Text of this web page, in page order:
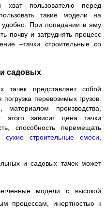
хват пользователю перед
такие модели на
удобно. При попадании в яму
почву и затруднять процесс
–тачки строительные со
и садовых
тачек представляет собой
перевозимых грузов.
производства,
этого зависит цена тачки
способность перемещать
сухие строительные смеси
и садовых тачек может
модели с высокой
процессам, инертностью к